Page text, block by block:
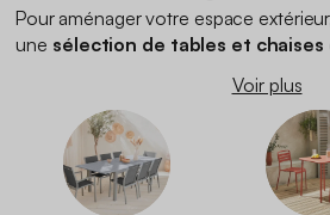
Pour aménager votre espace
une sélection de tables et chaises
conviviaux à partager en famille ou
table de jardin. Vous n'avez besoin
pour compléter un ensemble
proposons une gamme de
terrasse. Quoi de mieux pour profiter
Voir plus